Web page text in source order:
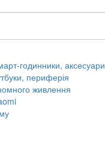
годинники, аксесуари
периферія
живлення